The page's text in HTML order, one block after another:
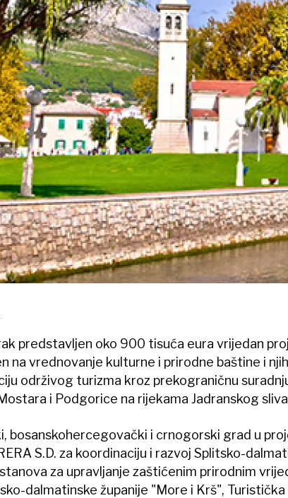
predstavljen oko 900 tisuća eura vrijedan
na vrednovanje kulturne i prirodne baštine i
održivog turizma kroz prekograničnu
i Podgorice na rijekama Jadranskog
bosanskohercegovački i crnogorski grad u
S.D. za koordinaciju i razvoj Splitsko-
za upravljanje zaštićenim prirodnim
dalmatinske županije "More i Krš", Turistička